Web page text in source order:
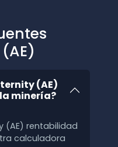
(AE)
minería?
(AE) rentabilidad
calculadora